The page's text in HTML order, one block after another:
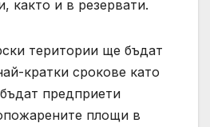
както и в резервати.
територии ще бъдат
кратки срокове като
предприети
площи в